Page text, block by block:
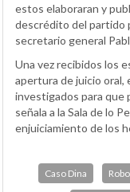
estos elaboraran y
descrédito del partido
secretario general
Una vez recibidos los
apertura de juicio oral,
investigados para que
señala a la Sala de lo
enjuiciamiento de los
Caso Dina